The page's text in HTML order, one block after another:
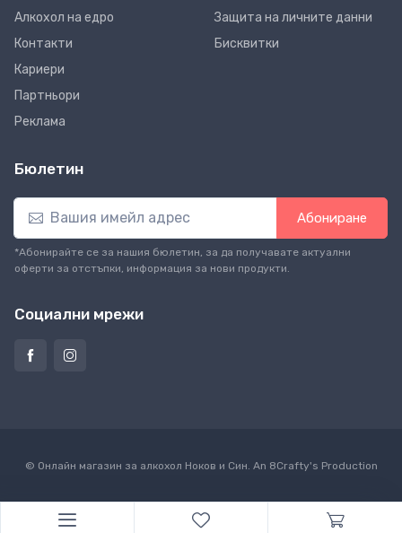
Алкохол на едро
Контакти
Кариери
Партньори
Реклама
Защита на личните данни
Бисквитки
Бюлетин
Абониране
*Абонирайте се за нашия бюлетин, за да получавате актуални
оферти за отстъпки, информация за нови продукти.
Социални мрежи
© Онлайн магазин за алкохол Ноков и Син. An 8Crafty's Production